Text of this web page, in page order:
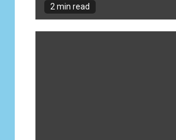
2 min read